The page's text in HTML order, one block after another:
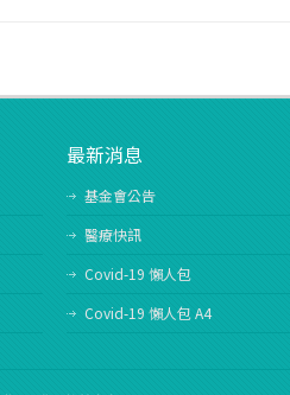
最新消息
基金會公告
醫療快訊
Covid-19 懶人包
Covid-19 懶人包 A4